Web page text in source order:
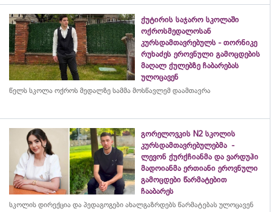
ქუტირის საჯარო სკოლაში
ოქროსმედალოსან
კურსდამთავრებულს - თორნიკე
რუხაძეს ეროვნული გამოცდების
მაღალ ქულებზე ჩაბარებას
ულოცავენ
წელს სკოლა ოქროს მედალზე სამმა მოსწავლემ დაამთავრა
გორელოვკის N2 სკოლის
კურსდამთავრებულებმა -
ლევონ ქურქჩიანმა და ვარდუჰი
მადოიანმა ერთიანი ეროვნული
გამოცდები წარმატებით
ჩააბარეს
სკოლის დირექცია და პედაგოგები ახალგაზრდებს წარმატებას ულოცავენ